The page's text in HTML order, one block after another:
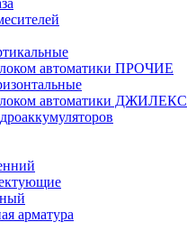
автоматики ПРОЧИЕ
автоматики ДЖИЛЕКС
арматура